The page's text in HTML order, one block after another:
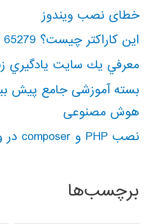
خطای نصب ویندوز
این کاراکتر چیست؟ 65279
معرفي يك سايت يادگيري
بسته آموزشی جامع پیش
هوش مصنوعی
نصب PHP و composer در ویندوز 10
برچسب‌ها